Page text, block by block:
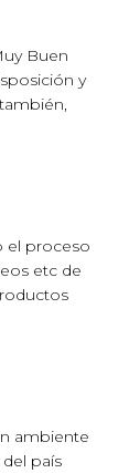
Buen
y
el proceso
etc de
ambiente
país